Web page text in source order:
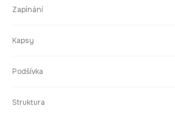
Zapínání
Kapsy
Podšívka
Struktura